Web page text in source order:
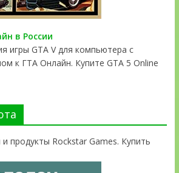
в России
игры GTA V для компьютера с
к ГТА Онлайн. Купите GTA 5 Online
продукты Rockstar Games. Купить